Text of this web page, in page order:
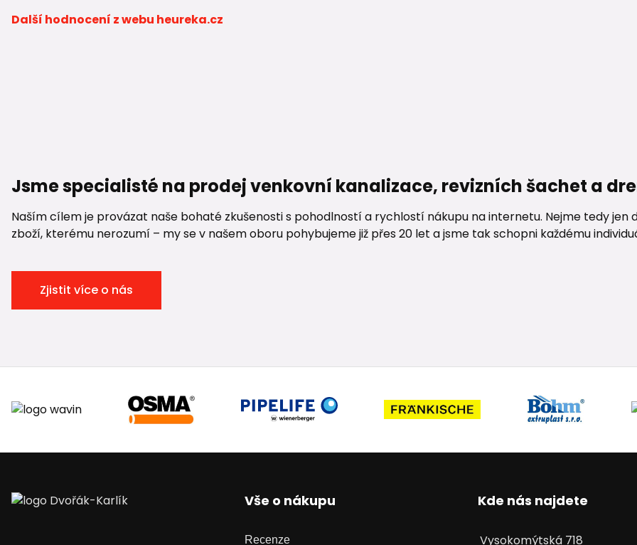
Další hodnocení z webu heureka.cz
Jsme specialisté na prodej venkovní kanalizace, revizních šachet a
Naším cílem je provázat naše bohaté zkušenosti s pohodlností a rychlostí nákupu na internetu. Nejme tedy jen
zboží, kterému nerozumí – my se v našem oboru pohybujeme již přes 20 let a jsme tak schopni každému
Zjistit více o nás
Vše o nákupu
Recenze
Kde nás najdete
Vysokomýtská 718